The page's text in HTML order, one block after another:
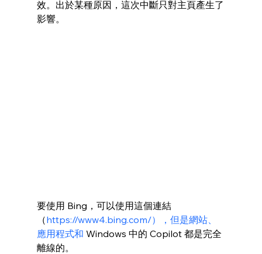
效。出於某種原因，這次中斷只對主頁產生了
影響。
要使用 Bing，可以使用這個連結
（https://www4.bing.com/），但是網站、
應用程式和 Windows 中的 Copilot 都是完全
離線的。